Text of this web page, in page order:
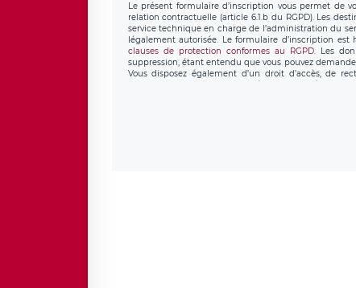
Le présent formulaire d’inscription vous permet de
relation contractuelle (article 6.1.b du RGPD). Les
service technique en charge de l’administration du
légalement autorisée. Le formulaire d’inscription
clauses de protection conformes au RGPD. Les
suppression, étant entendu que vous pouvez
Vous disposez également d’un droit d’accès, de
personnel, ainsi que d’un droit à la portabilité de vos
données de LÉGAVOX qui exerce au
donneespersonnelles@legavox.fr. Le responsable de
l’adresse mail : responsabledetraitement@legavox.fr.